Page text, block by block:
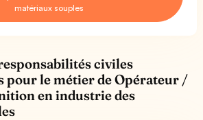
matériaux souples
civiles
pour le métier de Opérateur /
en industrie des